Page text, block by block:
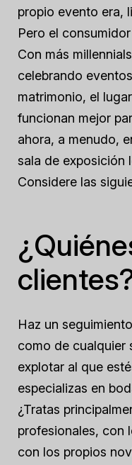
propio evento era,
Pero el
Con más
celebrando
matrimonio, el
funcionan mejor
ahora, a menudo,
sala de exposición
Considere las
Haz un
como de cualquier
explotar al que
especializas en
¿Tratas
profesionales, con
con los propios